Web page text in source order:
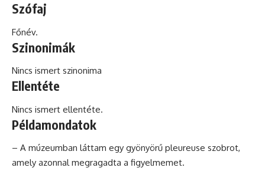
Szófaj
Főnév.
Szinonimák
Nincs ismert szinonima
Ellentéte
Nincs ismert ellentéte.
Példamondatok
– A múzeumban láttam egy gyönyörű pleureuse szobrot,
amely azonnal megragadta a figyelmemet.